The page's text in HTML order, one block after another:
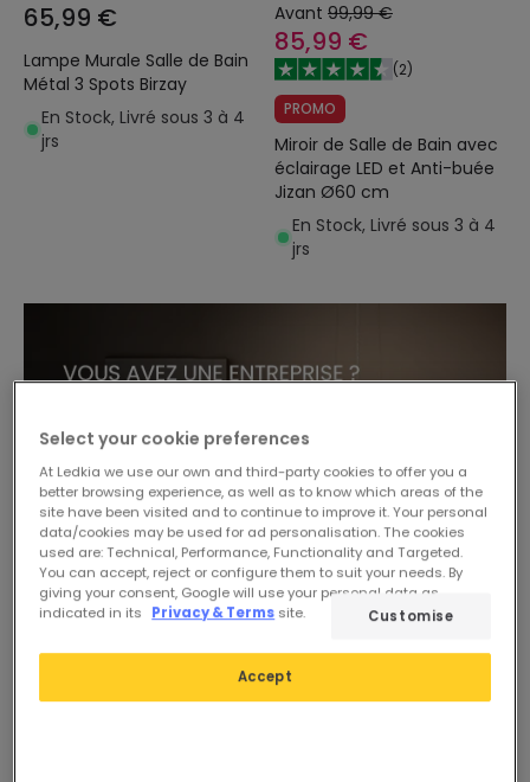
65,99 €
Lampe Murale Salle de Bain
Métal 3 Spots Birzay
En Stock, Livré sous 3 à 4
jrs
Avant 99,99 €
85,99 €
(2)
PROMO
Miroir de Salle de Bain avec
éclairage LED et Anti-buée
Jizan Ø60 cm
En Stock, Livré sous 3 à 4
jrs
Select your cookie preferences
At Ledkia we use our own and third-party cookies to offer you a
better browsing experience, as well as to know which areas of the
site have been visited and to continue to improve it. Your personal
data/cookies may be used for ad personalisation. The cookies
used are: Technical, Performance, Functionality and Targeted.
You can accept, reject or configure them to suit your needs. By
giving your consent, Google will use your personal data as
indicated in its
Privacy & Terms site.
Accept
Customise